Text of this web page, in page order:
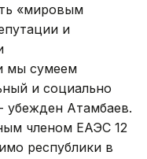
«мировым
и
мы сумеем
и социально
убежден Атамбаев.
членом ЕАЭС 12
республики в